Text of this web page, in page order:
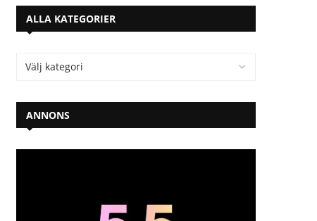
ALLA KATEGORIER
ANNONS